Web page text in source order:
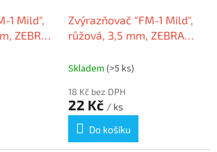
1 Mild",
ZEBRA
Zvýrazňovač "FM-1 Mild",
růžová, 3,5 mm, ZEBRA
Skladem (>5 ks)
18 Kč bez DPH
22 Kč / ks
Do košíku